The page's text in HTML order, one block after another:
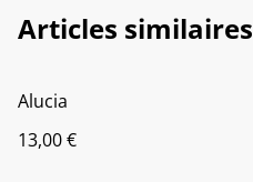
Articles similaires
Alucia
13,00 €